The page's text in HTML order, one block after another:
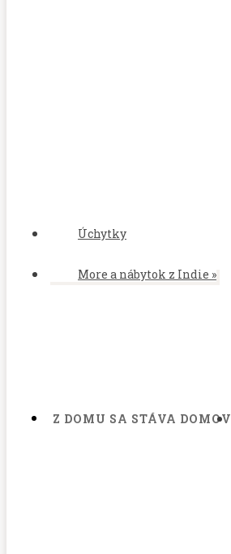
Úchytky
More a nábytok z Indie »
Z DOMU SA STÁVA DOMOV